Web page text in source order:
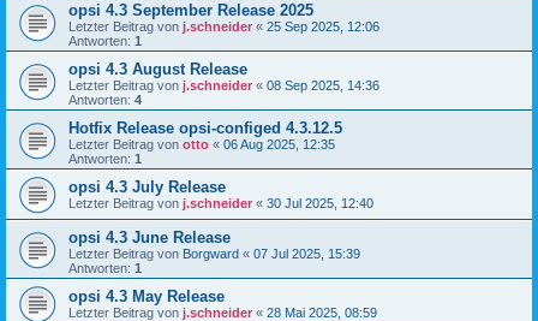
opsi 4.3 September Release 2025
Letzter Beitrag von j.schneider « 25 Sep 2025, 12:06
Antworten: 1
opsi 4.3 August Release
Letzter Beitrag von j.schneider « 08 Sep 2025, 14:36
Antworten: 4
Hotfix Release opsi-configed 4.3.12.5
Letzter Beitrag von otto « 06 Aug 2025, 12:35
Antworten: 1
opsi 4.3 July Release
Letzter Beitrag von j.schneider « 30 Jul 2025, 12:40
opsi 4.3 June Release
Letzter Beitrag von Borgward « 07 Jul 2025, 15:39
Antworten: 1
opsi 4.3 May Release
Letzter Beitrag von j.schneider « 28 Mai 2025, 08:59